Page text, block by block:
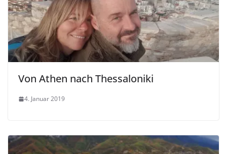
Von Athen nach Thessaloniki
4. Januar 2019